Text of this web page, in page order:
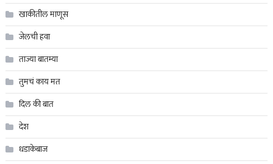
खाकीतील माणूस
जेलची हवा
ताज्या बातम्या
तुमचं काय मत
दिल की बात
देश
धडाकेबाज